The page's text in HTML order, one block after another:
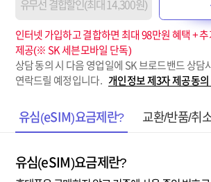
유무선 결합할인(최대 14,300원)
인터넷 가입하고 결합하면 최대 98만원 혜택 +
제공(※ SK 세븐모바일 단독)
상담 동의 시 다음 영업일에 SK 브로드밴드 상담
연락드릴 예정입니다.
개인정보 제3자 제공동의
유심(eSIM)요금제란? 교환/반품/취
유심(eSIM)요금제란?